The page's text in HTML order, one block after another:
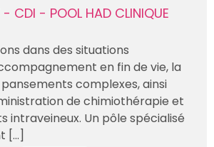
CDI - POOL HAD CLINIQUE
dans des situations
en fin de vie, la
complexes, ainsi
de chimiothérapie et
intraveineux. Un pôle spécialisé
[...]